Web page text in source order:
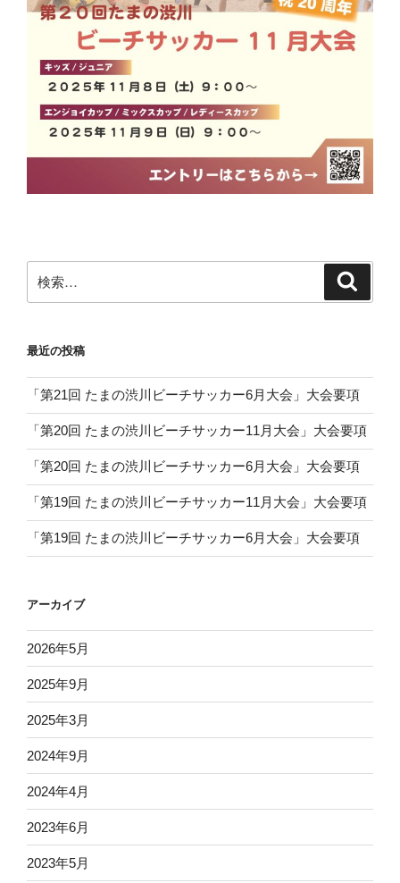
索:
最近の投稿
「第21回 たまの渋川ビーチサッカー6月大会」大会要項
「第20回 たまの渋川ビーチサッカー11月大会」大会要項
「第20回 たまの渋川ビーチサッカー6月大会」大会要項
「第19回 たまの渋川ビーチサッカー11月大会」大会要項
「第19回 たまの渋川ビーチサッカー6月大会」大会要項
アーカイブ
2026年5月
2025年9月
2025年3月
2024年9月
2024年4月
2023年6月
2023年5月